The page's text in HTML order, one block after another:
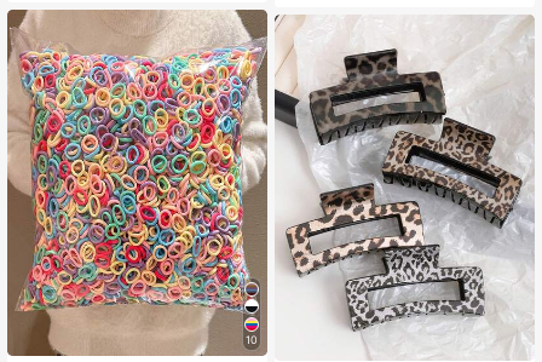
ヘアクリップ、ハーフアップヘアス
タイル。デイリーカジュアル、ショ
ッピング、旅行、バケーション、キ
ャンパス、デートに適しています。
10
サリー レディースアクセサリー ヘア
スライド ヘアバレッタ ヘッドアクセ
サリー ヘアピン